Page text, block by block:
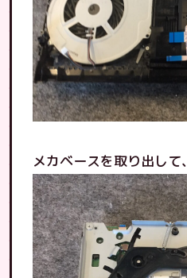
メカベースを取り出して、